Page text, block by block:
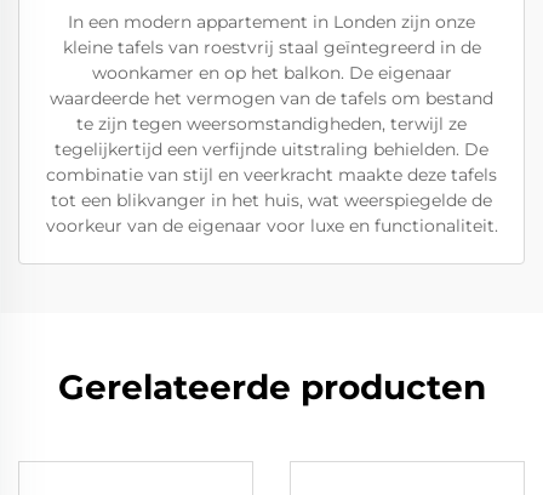
In een modern appartement in Londen zijn onze
kleine tafels van roestvrij staal geïntegreerd in de
woonkamer en op het balkon. De eigenaar
waardeerde het vermogen van de tafels om bestand
te zijn tegen weersomstandigheden, terwijl ze
tegelijkertijd een verfijnde uitstraling behielden. De
combinatie van stijl en veerkracht maakte deze tafels
tot een blikvanger in het huis, wat weerspiegelde de
voorkeur van de eigenaar voor luxe en functionaliteit.
Gerelateerde producten